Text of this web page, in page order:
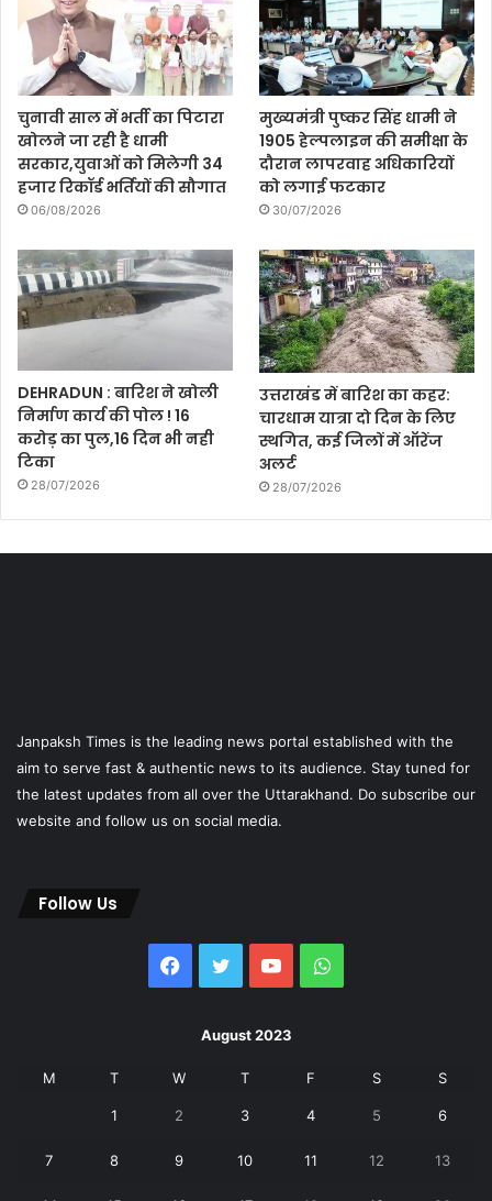
चुनावी साल में भर्ती का पिटारा
खोलने जा रही है धामी
सरकार,युवाओं को मिलेगी 34
हजार रिकॉर्ड भर्तियों की सौगात
06/08/2026
मुख्यमंत्री पुष्कर सिंह धामी ने
1905 हेल्पलाइन की समीक्षा के
दौरान लापरवाह अधिकारियों
को लगाई फटकार
30/07/2026
DEHRADUN : बारिश ने खोली
निर्माण कार्य की पोल ! 16
करोड़ का पुल,16 दिन भी नही
टिका
28/07/2026
उत्तराखंड में बारिश का कहर:
चारधाम यात्रा दो दिन के लिए
स्थगित, कई जिलों में ऑरेंज
अलर्ट
28/07/2026
Janpaksh Times is the leading news portal established with the
aim to serve fast & authentic news to its audience. Stay tuned for
the latest updates from all over the Uttarakhand. Do subscribe our
website and follow us on social media.
Follow Us
Facebook
Twitter YouTubeWhatsApp
August 2023
M T W T F S S
1 2 3 4 5 6
7 8 9 10 11 12 13